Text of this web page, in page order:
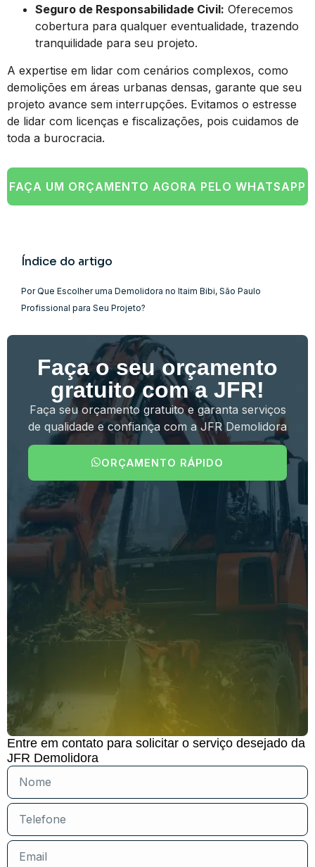
Seguro de Responsabilidade Civil: Oferecemos
cobertura para qualquer eventualidade, trazendo
tranquilidade para seu projeto.
A expertise em lidar com cenários complexos, como
demolições em áreas urbanas densas, garante que seu
projeto avance sem interrupções. Evitamos o estresse
de lidar com licenças e fiscalizações, pois cuidamos de
toda a burocracia.
FAÇA UM ORÇAMENTO AGORA PELO WHATSAPP
Índice do artigo
Por Que Escolher uma Demolidora no Itaim Bibi, São Paulo
Profissional para Seu Projeto?
Faça o seu orçamento
gratuito com a JFR!
Faça seu orçamento gratuito e garanta serviços
de qualidade e confiança com a JFR Demolidora
ORÇAMENTO RÁPIDO
Entre em contato para solicitar o serviço desejado da
JFR Demolidora